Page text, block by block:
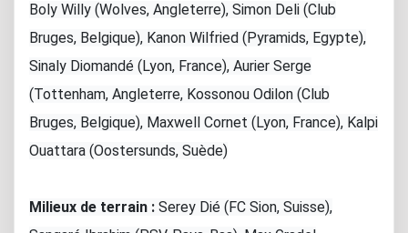
Boly Willy (Wolves, Angleterre), Simon Deli (Club
Bruges, Belgique), Kanon Wilfried (Pyramids, Egypte),
Sinaly Diomandé (Lyon, France), Aurier Serge
(Tottenham, Angleterre, Kossonou Odilon (Club
Bruges, Belgique), Maxwell Cornet (Lyon, France), Kalpi
Ouattara (Oostersunds, Suède)
Milieux de terrain : Serey Dié (FC Sion, Suisse),